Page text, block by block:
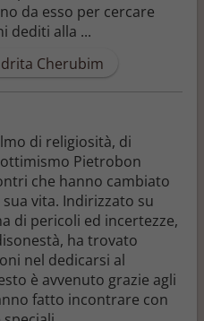
da esso per cercare
dediti alla ...
Cherubim
di religiosità, di
Pietrobon
che hanno cambiato
vita. Indirizzato su
di pericoli ed incertezze,
ha trovato
nel dedicarsi al
è avvenuto grazie agli
fatto incontrare con